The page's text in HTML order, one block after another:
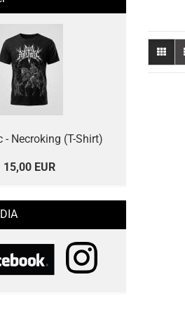
- Necroking (T-Shirt)
15,00 EUR